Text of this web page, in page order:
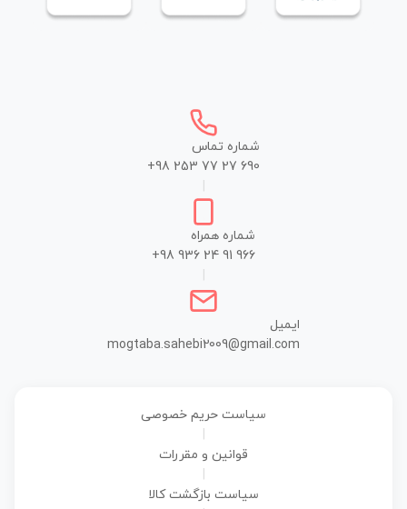
شماره تماس
+98 253 77 27 690
شماره همراه
+98 936 24 91 966
ایمیل
mogtaba.sahebi2009@gmail.com
سیاست حریم خصوصی
قوانین و مقررات
سیاست بازگشت کالا